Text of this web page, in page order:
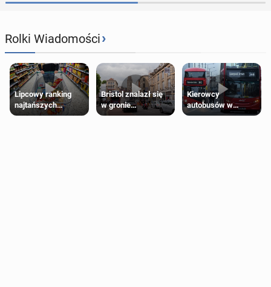
Rolki Wiadomości›
Lipcowy ranking
najtańszych
supermarketów
Bristol znalazł się
w gronie
najlepszych
Kierowcy
autobusów w
Londynie